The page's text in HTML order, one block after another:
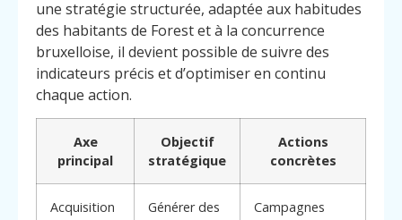
une stratégie structurée, adaptée aux habitudes
des habitants de Forest et à la concurrence
bruxelloise, il devient possible de suivre des
indicateurs précis et d’optimiser en continu
chaque action.
Axe
principal
Objectif
stratégique
Actions
concrètes
Acquisition
Générer des
Campagnes